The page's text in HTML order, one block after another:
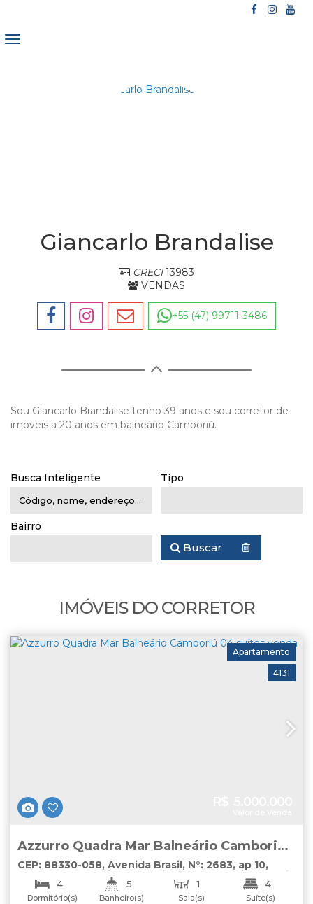
Giancarlo Brandalise
CRECI13983
VENDAS
+55 (47) 99711-3486
Sou Giancarlo Brandalise tenho 39 anos e sou corretor de
imoveis a 20 anos em balneário Camboriú.
Busca Inteligente Tipo
Bairro
Buscar
IMÓVEIS DO CORRETOR
4131
Apartamento
Azzurro Quadra Mar Balneário Camboriú
04 suítes venda
CEP: 88330-058, Avenida Brasil, N°: 2683, ap 10,
Balneário Camboriú Santa Catarina Brasil
4
Dormitório(s)
5
Banheiro(s)
1
Sala(s)
4
Suíte(s)